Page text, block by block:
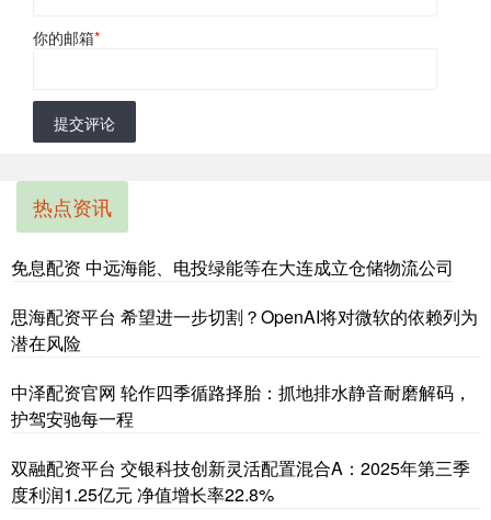
你的邮箱*
提交评论
热点资讯
免息配资 中远海能、电投绿能等在大连成立仓储物流公司
思海配资平台 希望进一步切割？OpenAI将对微软的依赖列为
潜在风险
中泽配资官网 轮作四季循路择胎：抓地排水静音耐磨解码，
护驾安驰每一程
双融配资平台 交银科技创新灵活配置混合A：2025年第三季
度利润1.25亿元 净值增长率22.8%